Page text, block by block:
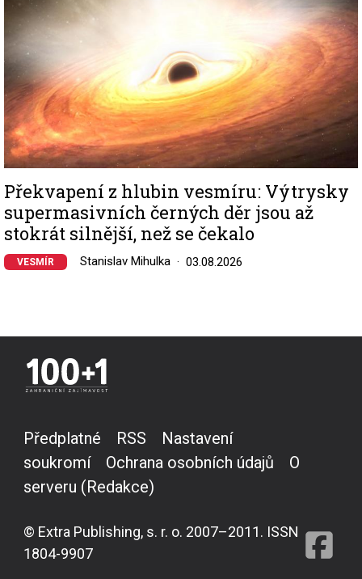
Překvapení z hlubin vesmíru: Výtrysky
supermasivních černých děr jsou až
stokrát silnější, než se čekalo
VESMÍR Stanislav Mihulka 03.08.2026
Předplatné RSS
Nastavení
soukromí
Ochrana osobních údajů
O
serveru (Redakce)
© Extra Publishing, s. r. o. 2007–2011. ISSN
1804-9907